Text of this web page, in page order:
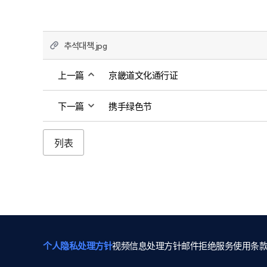
추석대책.jpg
上一篇 京畿道文化通行证
下一篇 携手绿色节
列表
个人隐私处理方针视频信息处理方针邮件拒绝服务使用条款